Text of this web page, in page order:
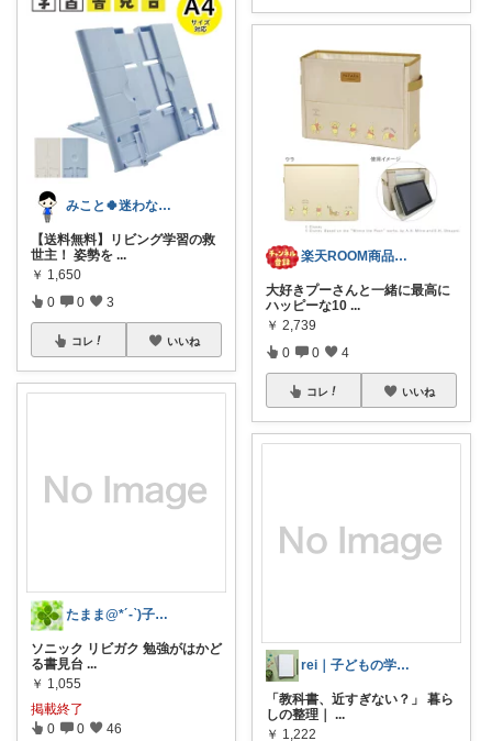
みこと🍀迷わない入学準備・知育・学習
【送料無料】リビング学習の救
世主！ 姿勢を ...
￥ 1,650
0 0 3
コレ いいね
たまま@*´-`)子ども用品/日用品
ソニック リビガク 勉強がはかど
る書見台 ...
￥ 1,055
掲載終了
0 0 46
楽天ROOM商品紹介
大好きプーさんと一緒に最高に
ハッピーな10 ...
￥ 2,739
0 0 4
コレ いいね
rei｜子どもの学習環境を整える人
「教科書、近すぎない？」 暮ら
しの整理｜ ...
￥ 1,222